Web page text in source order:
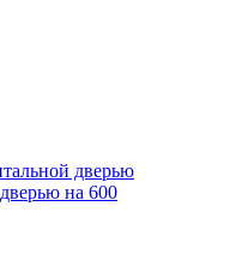
на 600